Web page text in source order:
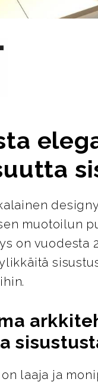
muotoilun
on vuodesta
laaja ja